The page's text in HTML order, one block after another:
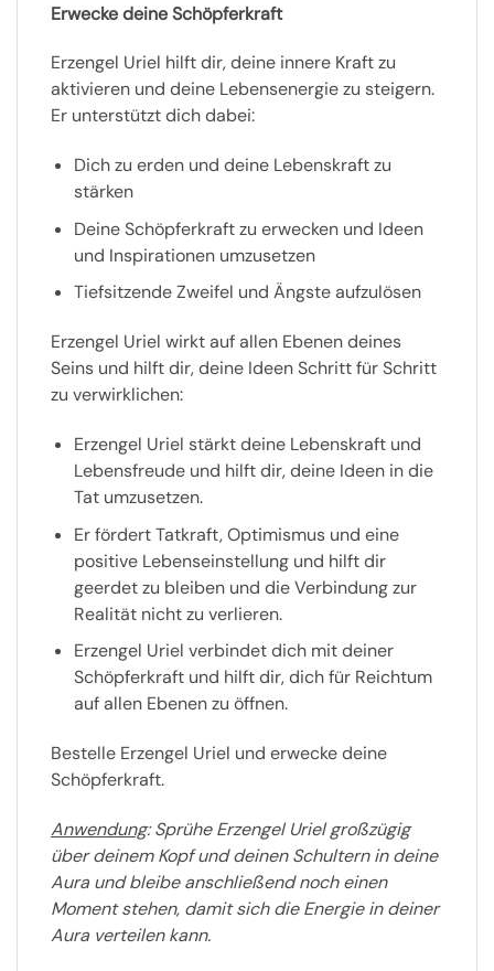
Erwecke deine Schöpferkraft
Erzengel Uriel hilft dir, deine innere Kraft zu
aktivieren und deine Lebensenergie zu steigern.
Er unterstützt dich dabei:
Dich zu erden und deine Lebenskraft zu
stärken
Deine Schöpferkraft zu erwecken und Ideen
und Inspirationen umzusetzen
Tiefsitzende Zweifel und Ängste aufzulösen
Erzengel Uriel wirkt auf allen Ebenen deines
Seins und hilft dir, deine Ideen Schritt für Schritt
zu verwirklichen:
Erzengel Uriel stärkt deine Lebenskraft und
Lebensfreude und hilft dir, deine Ideen in die
Tat umzusetzen.
Er fördert Tatkraft, Optimismus und eine
positive Lebenseinstellung und hilft dir
geerdet zu bleiben und die Verbindung zur
Realität nicht zu verlieren.
Erzengel Uriel verbindet dich mit deiner
Schöpferkraft und hilft dir, dich für Reichtum
auf allen Ebenen zu öffnen.
Bestelle Erzengel Uriel und erwecke deine
Schöpferkraft.
Anwendung: Sprühe Erzengel Uriel großzügig
über deinem Kopf und deinen Schultern in deine
Aura und bleibe anschließend noch einen
Moment stehen, damit sich die Energie in deiner
Aura verteilen kann.